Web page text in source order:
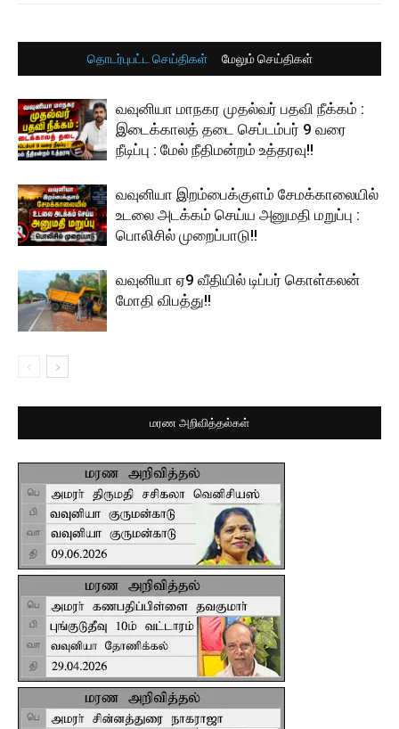
தொடர்புபட்ட செய்திகள் மேலும் செய்திகள்
வவுனியா மாநகர முதல்வர் பதவி நீக்கம் :
இடைக்காலத் தடை செப்டம்பர் 9 வரை
நீடிப்பு : மேல் நீதிமன்றம் உத்தரவு!!
வவுனியா இறம்பைக்குளம் சேமக்காலையில்
உடலை அடக்கம் செய்ய அனுமதி மறுப்பு :
பொலிசில் முறைப்பாடு!!
வவுனியா ஏ9 வீதியில் டிப்பர் கொள்கலன்
மோதி விபத்து!!
மரண அறிவித்தல்கள்